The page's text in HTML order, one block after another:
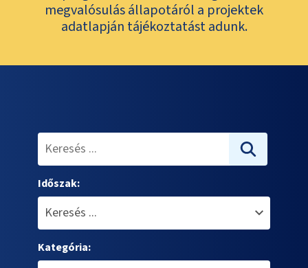
megvalósulás állapotáról a projektek
adatlapján tájékoztatást adunk.
Időszak:
Kategória: